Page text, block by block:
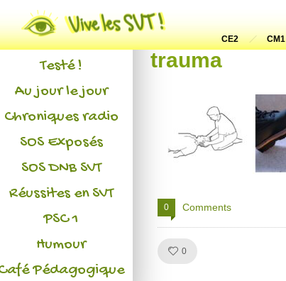
CE2 CM1
trauma
0 Comments
0
Actualités
L'association
Testé !
Au jour le jour
Chroniques radio
SOS Exposés
SOS DNB SVT
Réussites en SVT
PSC 1
Humour
Pédagogique